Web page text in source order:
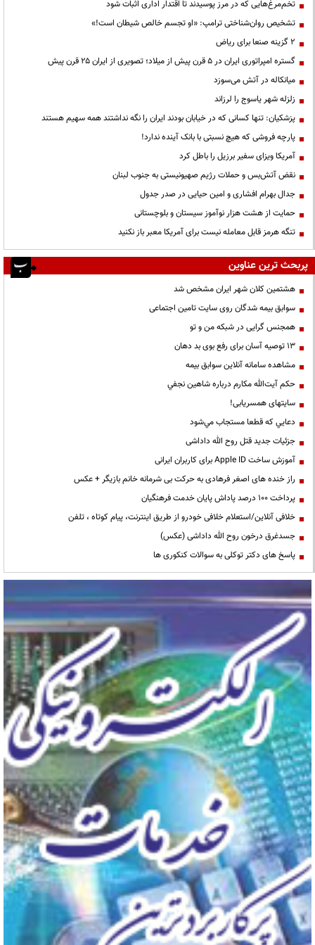
تخم‌مرغ‌هایی که در مرز پوسیدند تا اقتدار اداری اثبات شود
تشخیص روان‌شناختی ترامپ: «او تجسم خالص شیطان است!»
۲ گزینه صنعا برای ریاض
گستره امپراتوری ایران در ۵ قرن پیش از میلاد؛ تصویری از ایران ۲۵ قرن پیش
میانکاله در آتش می‌سوزد
زلزله شهر یاسوج را لرزاند
پزشکیان: تنها کسانی که در خیابان بودند ایران را نگه نداشتند همه سهیم هستند
پارچه فروشی که هیچ نسبتی با بانک آینده ندارد!
آمریکا ویزای سفیر برزیل را باطل کرد
نقض آتش‌بس و حملات رژیم صهیونیستی به جنوب لبنان
جدال بهرام افشاری و امین حیایی در صدر جدول
حمایت از هشت هزار نوآموز سیستان و بلوچستانی
تنگه هرمز قابل معامله نیست برای آمریکا معبر باز نکنید
پربحث ترین عناوین
هشتمین کلان شهر ایران مشخص شد
سوابق بیمه شدگان روی سایت تامین اجتماعی
همجنس گرایی در شبکه من و تو
13 توصیه آسان برای رفع بوی بد دهان
مشاهده سامانه آنلاين سوابق بیمه
حكم آيت‌الله مكارم درباره شاهين نجفي
سایتهای همسریابی!
دعايي كه قطعا مستجاب مي‌شود
جزئیات جدید قتل روح الله داداشی
آموزش ساخت Apple ID برای کاربران ایرانی
راز خنده های اصغر فرهادی به حرکت بی شرمانه خانم بازیگر + عکس
پرداخت ۱۰۰ درصد پاداش پایان خدمت فرهنگیان
خلافی آنلاین/استعلام خلافی خودرو از طریق اینترنت، پیام کوتاه ، تلفن
جسدغرق درخون روح الله داداشی (عکس)
پاسخ های دکتر توکلی به سوالات کنکوری ها